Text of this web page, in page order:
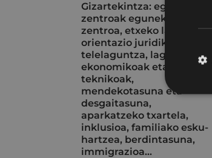
Gizartekintza: egoitza-
zentroak eguneko
zentroa, etxeko laguntza,
orientazio juridikoa,
telelaguntza, laguntza
ekonomikoak eta
teknikoak,
mendekotasuna eta
desgaitasuna,
aparkatzeko txartela,
inklusioa, familiako esku-
hartzea, berdintasuna,
immigrazioa...